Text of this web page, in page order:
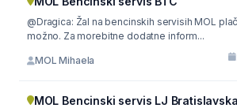
@Dragica: Žal na bencinskih servisih MOL plačilo z Moneto ni
možno. Za morebitne dodatne inform...
MOL Mihaela
MOL Bencinski servis LJ Bratislavska